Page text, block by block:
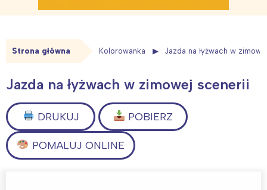
Strona główna Kolorowanka Jazda na łyżwach w
Jazda na łyżwach w zimowej scenerii
DRUKUJ POBIERZ
POMALUJ ONLINE